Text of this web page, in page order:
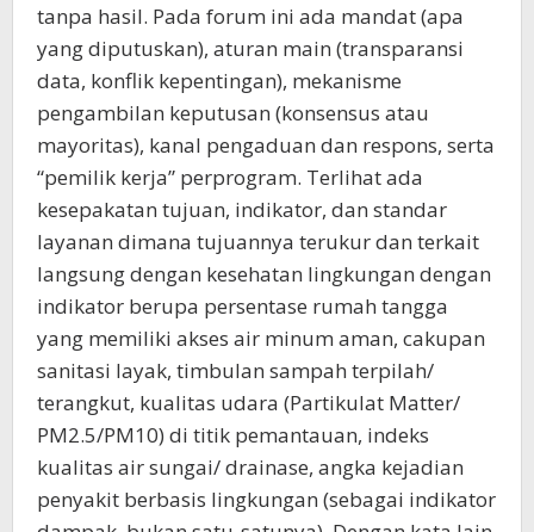
tanpa hasil. Pada forum ini ada mandat (apa
yang diputuskan), aturan main (transparansi
data, konflik kepentingan), mekanisme
pengambilan keputusan (konsensus atau
mayoritas), kanal pengaduan dan respons, serta
“pemilik kerja” perprogram. Terlihat ada
kesepakatan tujuan, indikator, dan standar
layanan dimana tujuannya terukur dan terkait
langsung dengan kesehatan lingkungan dengan
indikator berupa persentase rumah tangga
yang memiliki akses air minum aman, cakupan
sanitasi layak, timbulan sampah terpilah/
terangkut, kualitas udara (Partikulat Matter/
PM2.5/PM10) di titik pemantauan, indeks
kualitas air sungai/ drainase, angka kejadian
penyakit berbasis lingkungan (sebagai indikator